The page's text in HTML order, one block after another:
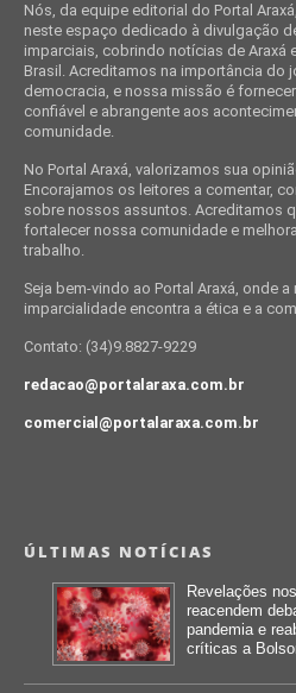
Nós, da equipe editorial do Portal
neste espaço dedicado à divulgação
imparciais, cobrindo notícias de Araxá
Brasil. Acreditamos na importância do
democracia, e nossa missão é
confiável e abrangente aos
comunidade.
No Portal Araxá, valorizamos sua
Encorajamos os leitores a comentar,
sobre nossos assuntos. Acreditamos
fortalecer nossa comunidade e
trabalho.
Seja bem-vindo ao Portal Araxá, onde
imparcialidade encontra a ética e a
Contato: (34)9.8827-9229
redacao@portalaraxa.com.br
comercial@portalaraxa.com.br
ÚLTIMAS NOTÍCIAS
Revelações
reacendem
pandemia e
críticas a